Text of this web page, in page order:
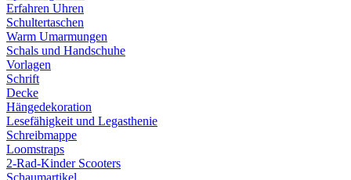
Erfahren Uhren
Schultertaschen
Warm Umarmungen
Schals und Handschuhe
Vorlagen
Schrift
Decke
Hängedekoration
Lesefähigkeit und Legasthenie
Schreibmappe
Loomstraps
2-Rad-Kinder Scooters
Schaumartikel